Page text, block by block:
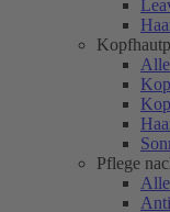
Pflege